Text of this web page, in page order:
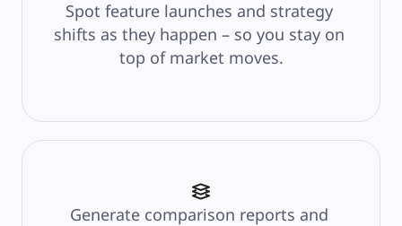
ТарифыSpot feature launches and strategy
shifts as they happen – so you stay on
top of market moves.
Generate comparison reports and